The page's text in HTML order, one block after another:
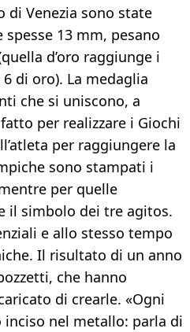
di Venezia sono state
13 mm, pesano
d’oro raggiunge i
di oro). La medaglia
che si uniscono, a
per realizzare i Giochi
per raggiungere la
sono stampati i
per quelle
il simbolo dei tre agitos.
e allo stesso tempo
Il risultato di un anno
che hanno
di crearle. «Ogni
nel metallo: parla di